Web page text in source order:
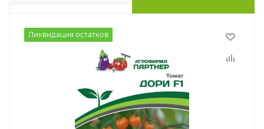
Ликвидация остатков